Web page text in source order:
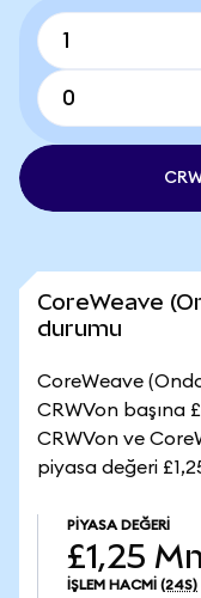
CoreWeave
durumu
CoreWeave
CRWVon başına
CRWVon ve
piyasa değeri
PIYASA DEĞERI
£1,25 Mn
İŞLEM HACMI (24S)